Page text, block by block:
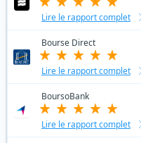
Lire le rapport complet
Bourse Direct
Lire le rapport complet
BoursoBank
Lire le rapport complet